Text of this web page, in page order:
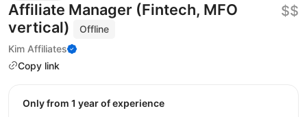
Affiliate Manager (Fintech, MFO
vertical)
Offline
Kim Affiliates
Copy link
$$
Only from 1 year of experience